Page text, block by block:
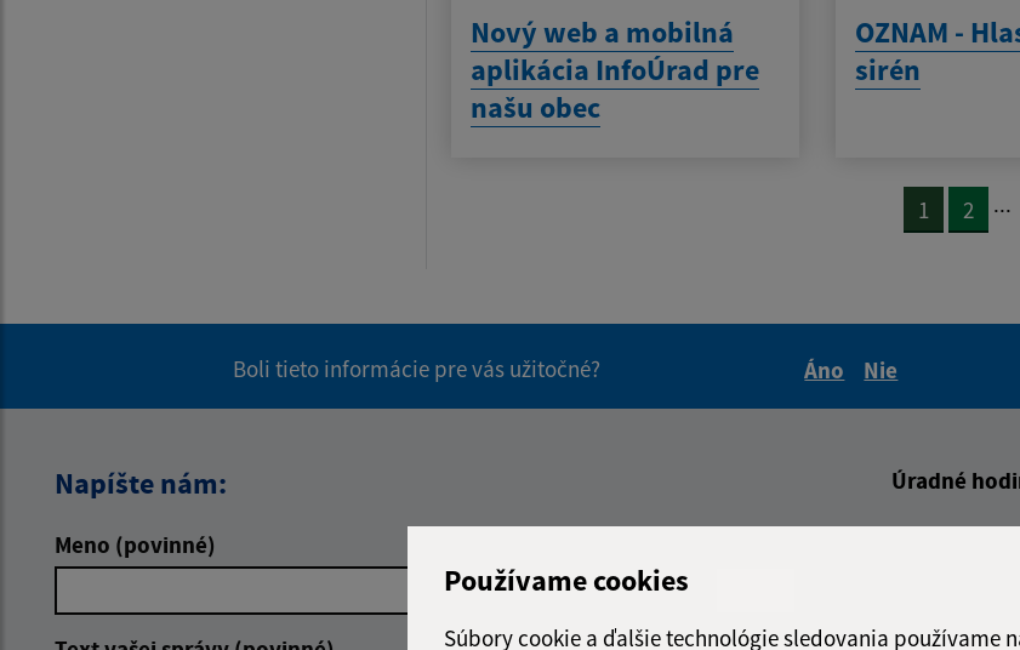
Používame cookies
Súbory cookie a ďalšie technológie sledovania používame
Nový web a mobilná
aplikácia InfoÚrad pre
našu obec
OZNAM -
sirén
1 2 ...
Boli tieto informácie pre vás užitočné?
Áno
Nie
Napíšte nám:
Meno (povinné)
Úradné
Utorok: